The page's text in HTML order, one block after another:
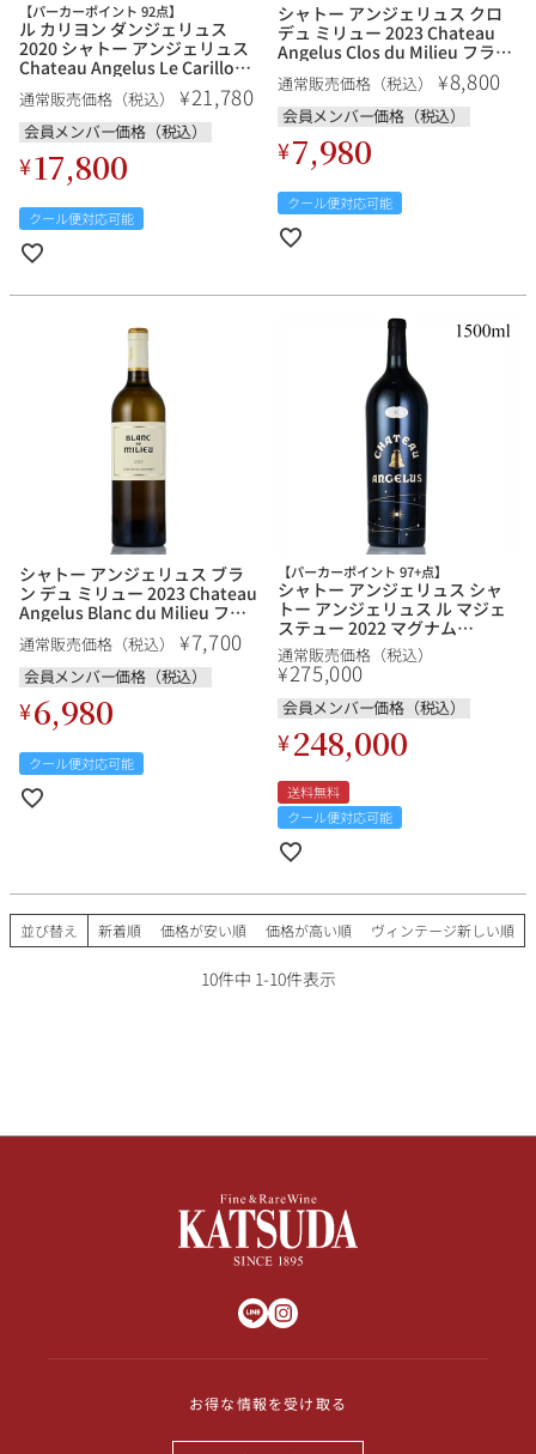
【パーカーポイント 92点】
ル カリヨン ダンジェリュス
2020 シャトー アンジェリュス
Chateau Angelus Le Carillon
dAngelus フランス ボルドー 赤
ワイン
通常販売価格（税込） ¥21,780
会員メンバー価格（税込）
¥17,800
クール便対応可能
シャトー アンジェリュス クロ
デュ ミリュー 2023 Chateau
Angelus Clos du Milieu フラン
ス ボルドー 赤ワイン
通常販売価格（税込） ¥8,800
会員メンバー価格（税込）
¥7,980
クール便対応可能
シャトー アンジェリュス ブラ
ン デュ ミリュー 2023 Chateau
Angelus Blanc du Milieu フラ
ンス ボルドー 白ワイン
通常販売価格（税込） ¥7,700
会員メンバー価格（税込）
¥6,980
クール便対応可能
【パーカーポイント 97+点】
シャトー アンジェリュス シャ
トー アンジェリュス ル マジェ
ステュー 2022 マグナム
1500ml Chateau Angelus Le
Majestueux フランス ボルドー
赤ワイン
通常販売価格（税込）
¥275,000
会員メンバー価格（税込）
¥248,000
送料無料
クール便対応可能
並び替え 新着順 価格が安い順 価格が高い順 ヴィンテージ新しい順
10件中 1-10件表示
お得な情報を受け取る